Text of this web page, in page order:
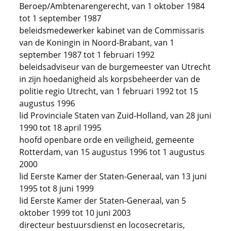
Beroep/Ambtenarengerecht, van 1 oktober 1984
tot 1 september 1987
beleidsmedewerker kabinet van de Commissaris
van de Koningin in Noord-Brabant, van 1
september 1987 tot 1 februari 1992
beleidsadviseur van de burgemeester van Utrecht
in zijn hoedanigheid als korpsbeheerder van de
politie regio Utrecht, van 1 februari 1992 tot 15
augustus 1996
lid Provinciale Staten van Zuid-Holland, van 28 juni
1990 tot 18 april 1995
hoofd openbare orde en veiligheid, gemeente
Rotterdam, van 15 augustus 1996 tot 1 augustus
2000
lid Eerste Kamer der Staten-Generaal, van 13 juni
1995 tot 8 juni 1999
lid Eerste Kamer der Staten-Generaal, van 5
oktober 1999 tot 10 juni 2003
directeur bestuursdienst en locosecretaris,